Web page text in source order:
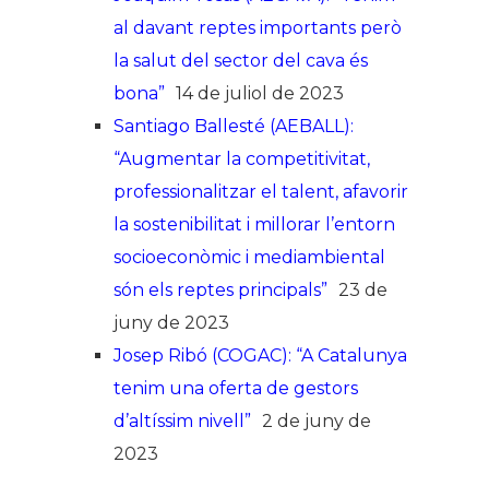
al davant reptes importants però
la salut del sector del cava és
bona” 14 de juliol de 2023
Santiago Ballesté (AEBALL):
“Augmentar la competitivitat,
professionalitzar el talent, afavorir
la sostenibilitat i millorar l’entorn
socioeconòmic i mediambiental
són els reptes principals” 23 de
juny de 2023
Josep Ribó (COGAC): “A Catalunya
tenim una oferta de gestors
d’altíssim nivell” 2 de juny de
2023